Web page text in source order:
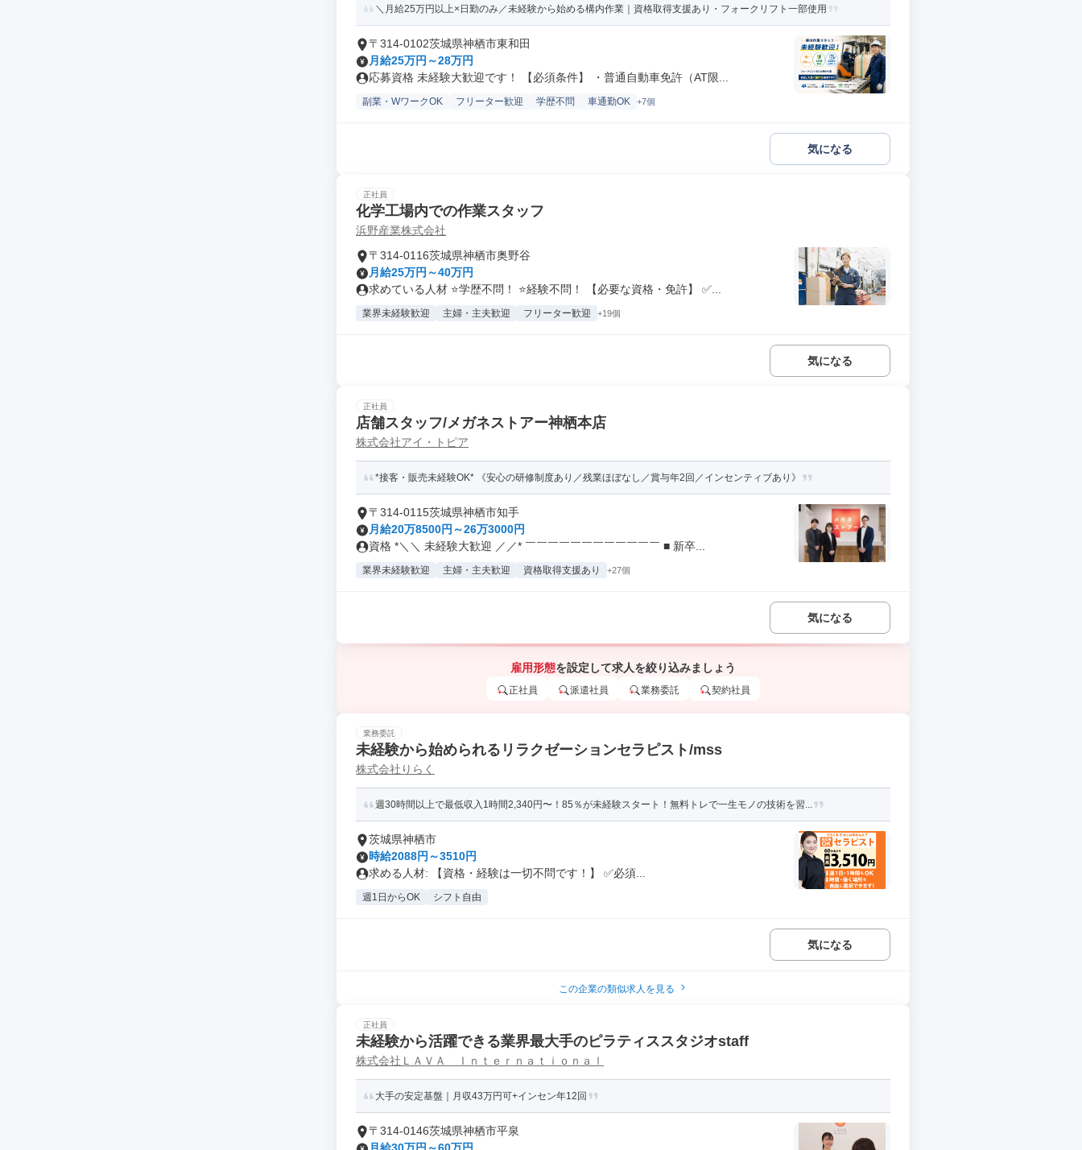
＼月給25万円以上×日勤のみ／未経験から始める構内作業｜資格取得支援あり・フォークリフト一部使用
〒314-0102茨城県神栖市東和田
月給25万円～28万円
応募資格 未経験大歓迎です！ 【必須条件】 ・普通自動車免許（AT限...
副業・WワークOK フリーター歓迎 学歴不問 車通勤OK +7個
気になる
正社員
化学工場内での作業スタッフ
浜野産業株式会社
〒314-0116茨城県神栖市奥野谷
月給25万円～40万円
求めている人材 ⭐学歴不問！ ⭐経験不問！ 【必要な資格・免許】 ✅...
業界未経験歓迎 主婦・主夫歓迎 フリーター歓迎 +19個
気になる
正社員
店舗スタッフ/メガネストアー神栖本店
株式会社アイ・トピア
*接客・販売未経験OK* 《安心の研修制度あり／残業ほぼなし／賞与年2回／インセンティブあり》
〒314-0115茨城県神栖市知手
月給20万8500円～26万3000円
資格 *＼＼ 未経験大歓迎 ／／* ￣￣￣￣￣￣￣￣￣￣￣￣ ■ 新卒...
業界未経験歓迎 主婦・主夫歓迎 資格取得支援あり +27個
気になる
雇用形態を設定して求人を絞り込みましょう
正社員 派遣社員 業務委託 契約社員
業務委託
未経験から始められるリラクゼーションセラピスト/mss
株式会社りらく
週30時間以上で最低収入1時間2,340円〜！85％が未経験スタート！無料トレで一生モノの技術を習...
茨城県神栖市
時給2088円～3510円
求める人材: 【資格・経験は一切不問です！】 ✅必須...
週1日からOK シフト自由
気になる
この企業の類似求人を見る
正社員
未経験から活躍できる業界最大手のピラティススタジオstaff
株式会社ＬＡＶＡ Ｉｎｔｅｒｎａｔｉｏｎａｌ
大手の安定基盤｜月収43万円可+インセン年12回
〒314-0146茨城県神栖市平泉